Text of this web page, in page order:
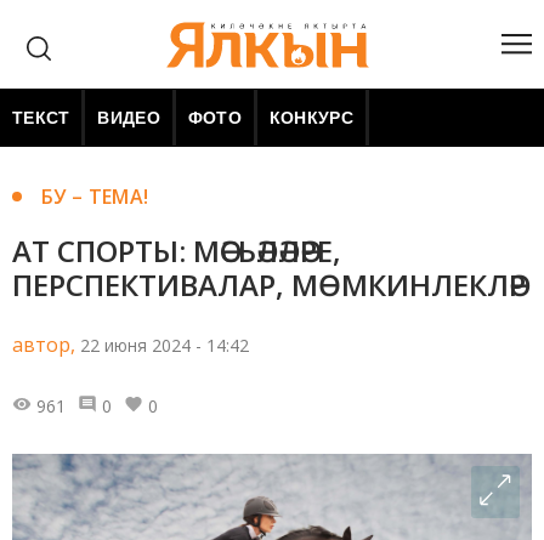
ТЕКСТ ВИДЕО ФОТО КОНКУРС
БУ – ТЕМА!
АТ СПОРТЫ: МӘСЬӘЛӘЛӘРЕ,
ПЕРСПЕКТИВАЛАР, МӨМКИНЛЕКЛӘР
автор, 22 июня 2024 - 14:42
961 0 0